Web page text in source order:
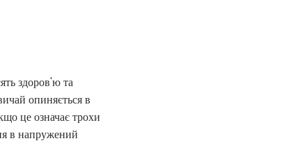
здоров'ю та
опиняється в
це означає трохи
в напружений